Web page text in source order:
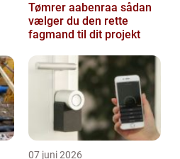
Tømrer aabenraa sådan
vælger du den rette
fagmand til dit projekt
07 juni 2026